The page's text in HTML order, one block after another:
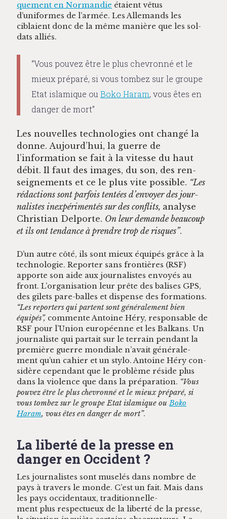
que­ment en Nor­mandie étaient vêtus
d’uniformes de l’armée. Les Alle­mands les
ciblaient donc de la même manière que les sol­
dats alliés.
“Vous pouvez être le plus chevronné et le
mieux préparé, si vous tombez sur le groupe
Etat islamique ouBoko Haram, vous êtes en
danger de mort”
Les nou­velles tech­nolo­gies ont changé la
donne. Aujourd’hui, la guerre de
l’information se fait à la vitesse du haut
débit. Il faut des images, du son, des ren­
seigne­ments et ce le plus vite pos­si­ble. “Les
rédac­tions sont par­fois ten­tées d’envoyer des jour­
nal­istes inex­péri­men­tés sur des con­flits, analyse
Chris­t­ian Del­porte. On leur demande beau­coup
et ils ont ten­dance à pren­dre trop de risques”.
D’un autre côté, ils sont mieux équipés grâce à la
tech­nolo­gie. Reporter sans fron­tières (RSF)
apporte son aide aux jour­nal­istes envoyés au
front. L’organisation leur prête des balis­es GPS,
des gilets pare-balles et dis­pense des for­ma­tions.
“Les reporters qui par­tent sont générale­ment bien
équipés”, com­mente Antoine Héry, respon­s­able de
RSF pour l’Union européenne et les Balka­ns. Un
jour­nal­iste qui par­tait sur le ter­rain pen­dant la
pre­mière guerre mon­di­ale n’avait générale­
ment qu’un cahi­er et un sty­lo. Antoine Héry con­
sid­ère cepen­dant que le prob­lème réside plus
dans la vio­lence que dans la pré­pa­ra­tion. “Vous
pou­vez être le plus chevron­né et le mieux pré­paré, si
vous tombez sur le groupe Etat islamique ouBoko
Haram, vous êtes en dan­ger de mort”.
La liberté de la presse en
danger en Occident ?
Les jour­nal­istes sont muselés dans nom­bre de
pays à tra­vers le monde. C’est un fait. Mais dans
les pays occi­den­taux, tra­di­tion­nelle­
ment plus respectueux de la lib­erté de la presse,